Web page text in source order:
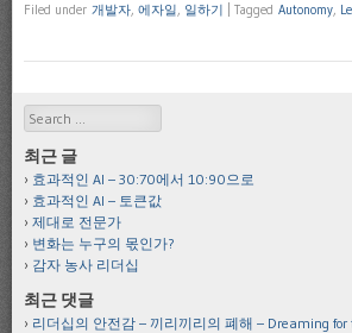
Filed under 개발자, 에자일, 일하기 Tagged Autonomy,
Search
최근 글
효과적인 AI – 30:70에서 10:90으로
효과적인 AI – 토큰값
제대로 전문가
변화는 누구의 몫인가?
감자 농사 리더십
최근 댓글
리더십의 안전감 – 끼리끼리의 폐해 – Dreaming for